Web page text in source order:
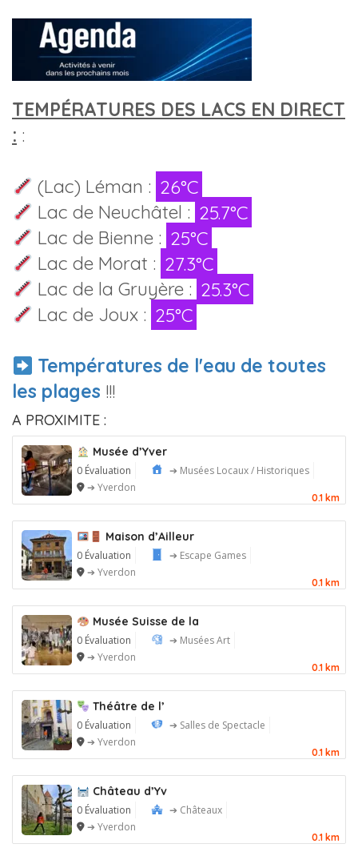
TEMPÉRATURES DES LACS EN DIRECT
: :
(Lac) Léman : 26°C
Lac de Neuchâtel : 25.7°C
Lac de Bienne : 25°C
Lac de Morat : 27.3°C
Lac de la Gruyère : 25.3°C
Lac de Joux : 25°C
Températures de l'eau de toutes
les plages !!!
A PROXIMITE :
Musée d’Yver
0 Évaluation
➔ Musées Locaux / Historiques
➔ Yverdon
0.1 km
Maison d’Ailleur
0 Évaluation
➔ Escape Games
➔ Yverdon
0.1 km
Musée Suisse de la
0 Évaluation
➔ Musées Art
➔ Yverdon
0.1 km
Théâtre de l’
0 Évaluation
➔ Salles de Spectacle
➔ Yverdon
0.1 km
Château d’Yv
0 Évaluation
➔ Châteaux
➔ Yverdon
0.1 km